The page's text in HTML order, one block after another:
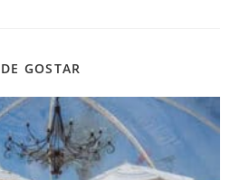
GOSTAR